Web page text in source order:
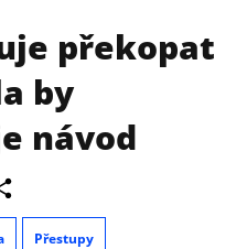
překopat
by
návod
Přestupy